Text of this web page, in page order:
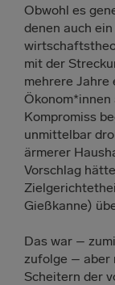
Obwohl es
denen auch
mit der
mehrere Jahre
Kompromiss
unmittelbar
ärmerer
Vorschlag
Gießkanne)
Das war –
zufolge – aber
Scheitern der